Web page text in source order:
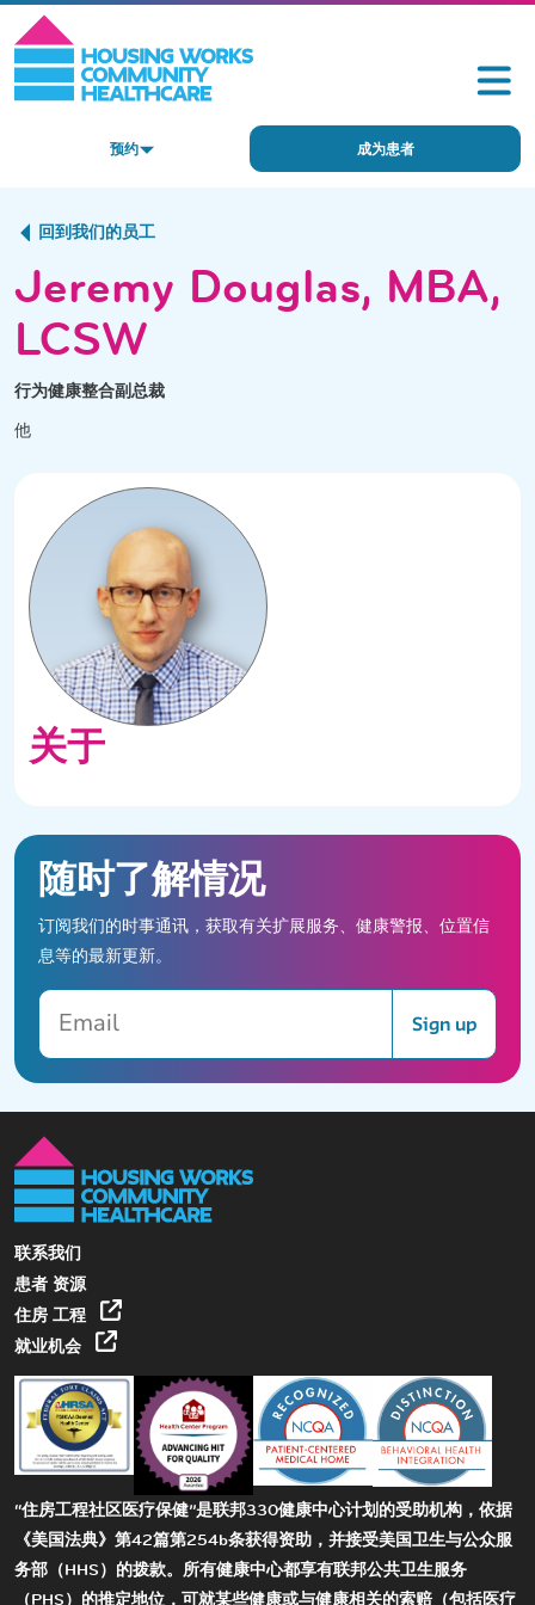
预约 成为患者
回到我们的员工
Jeremy Douglas, MBA,
LCSW
行为健康整合副总裁
他
关于
随时了解情况
订阅我们的时事通讯，获取有关扩展服务、健康警报、位置信
息等的最新更新。
Email
Sign up
联系我们
患者 资源
住房 工程
就业机会
“住房工程社区医疗保健”是联邦330健康中心计划的受助机构，依据
《美国法典》第42篇第254b条获得资助，并接受美国卫生与公众服
务部（HHS）的拨款。所有健康中心都享有联邦公共卫生服务
（PHS）的推定地位，可就某些健康或与健康相关的索赔（包括医疗